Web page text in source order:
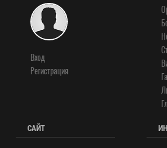
Вход
Регистрация
САЙТ